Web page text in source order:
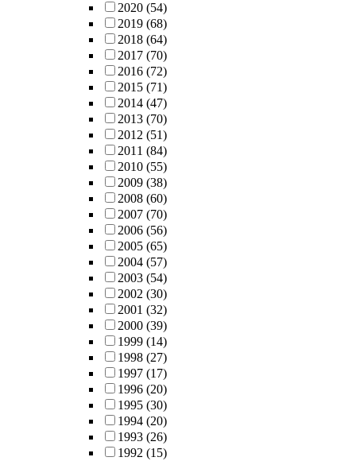
2020 (54)
2019 (68)
2018 (64)
2017 (70)
2016 (72)
2015 (71)
2014 (47)
2013 (70)
2012 (51)
2011 (84)
2010 (55)
2009 (38)
2008 (60)
2007 (70)
2006 (56)
2005 (65)
2004 (57)
2003 (54)
2002 (30)
2001 (32)
2000 (39)
1999 (14)
1998 (27)
1997 (17)
1996 (20)
1995 (30)
1994 (20)
1993 (26)
1992 (15)